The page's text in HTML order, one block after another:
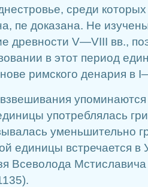
среди
пе доказана. Не
древности V—VIII вв.,
в этот период
римского денария в
упоминаются
употреблялась
уменьшительно
единицы встречается в
Всеволода